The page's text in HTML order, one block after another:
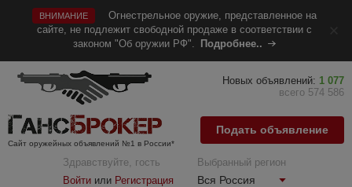
ВНИМАНИЕ
Огнестрельное оружие, представленное на
сайте, не подлежит свободной продаже в соответствии с
законом "Об оружии РФ".
Подробнее..
Сайт оружейных объявлений №1 в России*
Здравствуйте, гость
Войти или Регистрация
Выбранный регион
Вся Россия
Новых объявлений: 1 077
всего 574 586
Подать объявление